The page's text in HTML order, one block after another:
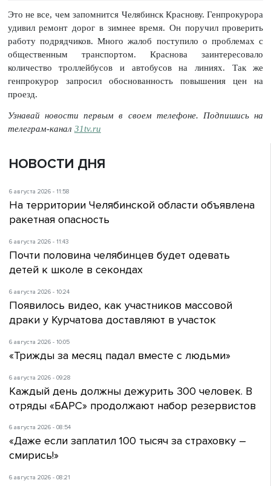
Это не все, чем запомнится Челябинск Краснову. Генпрокурора
удивил ремонт дорог в зимнее время. Он поручил проверить
работу подрядчиков. Много жалоб поступило о проблемах с
общественным транспортом. Краснова заинтересовало
количество троллейбусов и автобусов на линиях. Так же
генпрокурор запросил обоснованность повышения цен на
проезд.
Узнавай новости первым в своем телефоне. Подпишись на
телеграм-канал 31tv.ru
НОВОСТИ ДНЯ
6 августа 2026 - 11:58
На территории Челябинской области объявлена
ракетная опасность
6 августа 2026 - 11:43
Почти половина челябинцев будет одевать
детей к школе в секондах
6 августа 2026 - 10:24
Появилось видео, как участников массовой
драки у Курчатова доставляют в участок
6 августа 2026 - 10:05
«Трижды за месяц падал вместе с людьми»
6 августа 2026 - 09:28
Каждый день должны дежурить 300 человек. В
отряды «БАРС» продолжают набор резервистов
6 августа 2026 - 08:54
«Даже если заплатил 100 тысяч за страховку –
смирись!»
6 августа 2026 - 08:21